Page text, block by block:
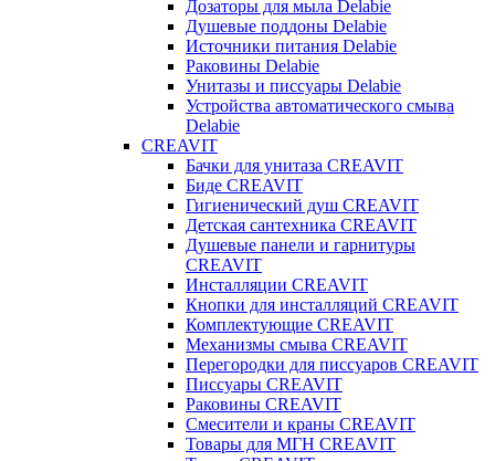
Дозаторы для мыла Delabie
Душевые поддоны Delabie
Источники питания Delabie
Раковины Delabie
Унитазы и писсуары Delabie
Устройства автоматического смыва
Delabie
CREAVIT
Бачки для унитаза CREAVIT
Биде CREAVIT
Гигиенический душ CREAVIT
Детская сантехника CREAVIT
Душевые панели и гарнитуры
CREAVIT
Инсталляции CREAVIT
Кнопки для инсталляций CREAVIT
Комплектующие CREAVIT
Механизмы смыва CREAVIT
Перегородки для писсуаров CREAVIT
Писсуары CREAVIT
Раковины CREAVIT
Смесители и краны CREAVIT
Товары для МГН CREAVIT